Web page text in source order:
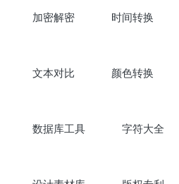
加密解密 时间转换
文本对比 颜色转换
数据库工具 字符大全